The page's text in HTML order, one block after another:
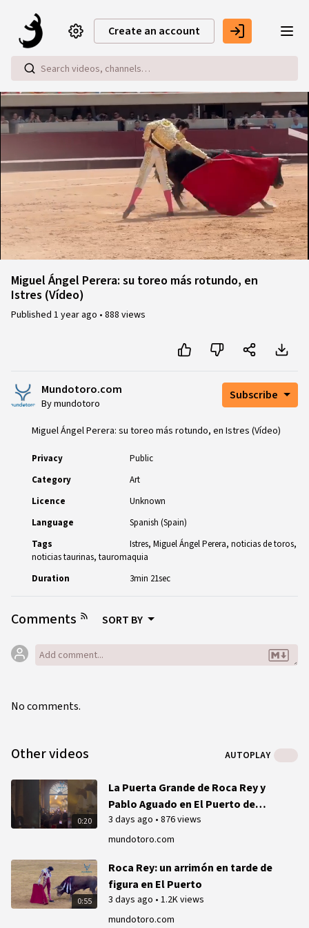
Create an account
Loaded:
9.93%
Miguel Ángel Perera: su toreo más rotundo, en
Istres (Vídeo)
Published 1 year ago • 888 views
Mundotoro.com
By mundotoro
Subscribe
Miguel Ángel Perera: su toreo más rotundo, en Istres (Vídeo)
Privacy
Public
Category
Art
Licence
Unknown
Language
Spanish (Spain)
Tags
Istres Miguel Ángel Perera noticias de toros
noticias taurinas tauromaquia
Duration
3min 21sec
Comments SORT BY
No comments.
Other videos AUTOPLAY
0:20
mundotoro.com
La Puerta Grande de Roca Rey y
Pablo Aguado en El Puerto de
Santa María
3 days ago • 876 views
0:55
mundotoro.com
Roca Rey: un arrimón en tarde de
figura en El Puerto
3 days ago • 1.2K views